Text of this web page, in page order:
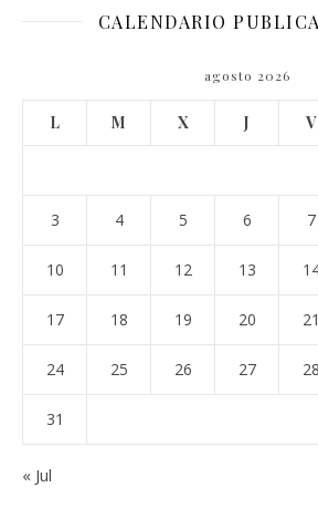
CALENDARIO
agosto 2026
L M X J V
3 4 5 6 7
10 11 12 13
17 18 19 20 21
24 25 26 27 28
31
« Jul